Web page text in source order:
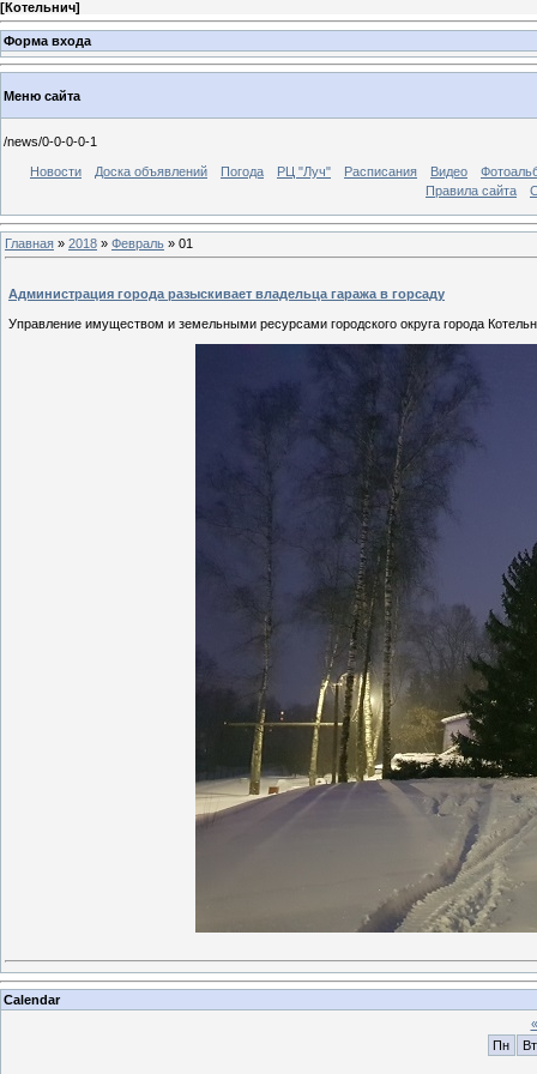
[Котельнич]
Форма входа
Меню сайта
/news/0-0-0-0-1
Новости Доска объявлений Погода РЦ "Луч" Расписания Видео
Правила сайта
Главная » 2018 » Февраль » 01
Администрация города разыскивает владельца гаража в горсаду
Управление имуществом и земельными ресурсами городского округа города
Calendar
«
Пн
Вт